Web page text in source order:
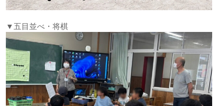
▼五目並べ・将棋